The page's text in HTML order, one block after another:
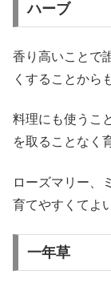
ハーブ
香り高いことで
くすることから
料理にも使うこ
を取ることなく
ローズマリー、
育てやすくてよ
一年草